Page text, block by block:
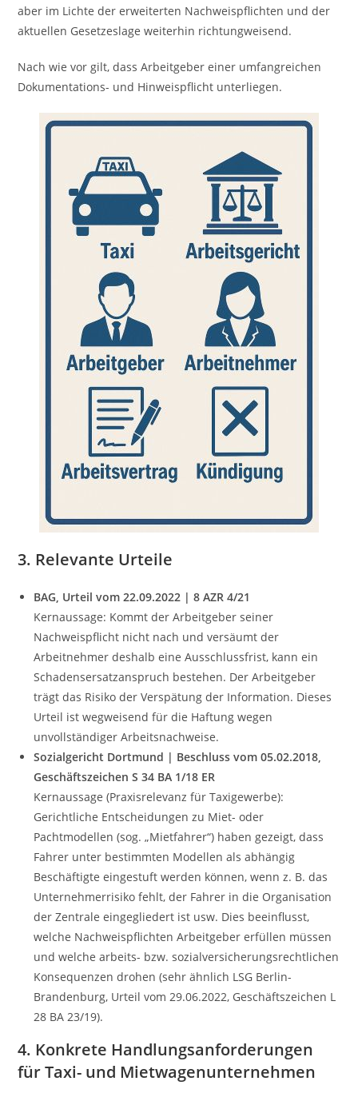
aber im Lichte der erweiterten Nachweispflichten und der
aktuellen Gesetzeslage weiterhin richtungweisend.
Nach wie vor gilt, dass Arbeitgeber einer umfangreichen
Dokumentations- und Hinweispflicht unterliegen.
3. Relevante Urteile
BAG, Urteil vom 22.09.2022 | 8 AZR 4/21
Kernaussage: Kommt der Arbeitgeber seiner
Nachweispflicht nicht nach und versäumt der
Arbeitnehmer deshalb eine Ausschlussfrist, kann ein
Schadensersatzanspruch bestehen. Der Arbeitgeber
trägt das Risiko der Verspätung der Information. Dieses
Urteil ist wegweisend für die Haftung wegen
unvollständiger Arbeitsnachweise.
Sozialgericht Dortmund | Beschluss vom 05.02.2018,
Geschäftszeichen S 34 BA 1/18 ER
Kernaussage (Praxisrelevanz für Taxigewerbe):
Gerichtliche Entscheidungen zu Miet- oder
Pachtmodellen (sog. „Mietfahrer“) haben gezeigt, dass
Fahrer unter bestimmten Modellen als abhängig
Beschäftigte eingestuft werden können, wenn z. B. das
Unternehmerrisiko fehlt, der Fahrer in die Organisation
der Zentrale eingegliedert ist usw. Dies beeinflusst,
welche Nachweispflichten Arbeitgeber erfüllen müssen
und welche arbeits- bzw. sozialversicherungsrechtlichen
Konsequenzen drohen (sehr ähnlich LSG Berlin-
Brandenburg, Urteil vom 29.06.2022, Geschäftszeichen L
28 BA 23/19).
4. Konkrete Handlungsanforderungen
für Taxi- und Mietwagenunternehmen